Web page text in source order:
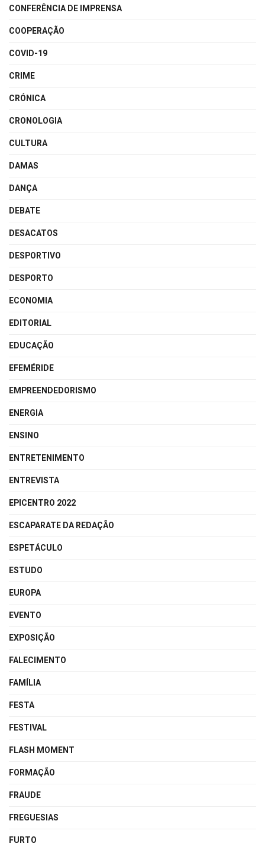
CONFERÊNCIA DE IMPRENSA
COOPERAÇÃO
COVID-19
CRIME
CRÓNICA
CRONOLOGIA
CULTURA
DAMAS
DANÇA
DEBATE
DESACATOS
DESPORTIVO
DESPORTO
ECONOMIA
EDITORIAL
EDUCAÇÃO
EFEMÉRIDE
EMPREENDEDORISMO
ENERGIA
ENSINO
ENTRETENIMENTO
ENTREVISTA
EPICENTRO 2022
ESCAPARATE DA REDAÇÃO
ESPETÁCULO
ESTUDO
EUROPA
EVENTO
EXPOSIÇÃO
FALECIMENTO
FAMÍLIA
FESTA
FESTIVAL
FLASH MOMENT
FORMAÇÃO
FRAUDE
FREGUESIAS
FURTO